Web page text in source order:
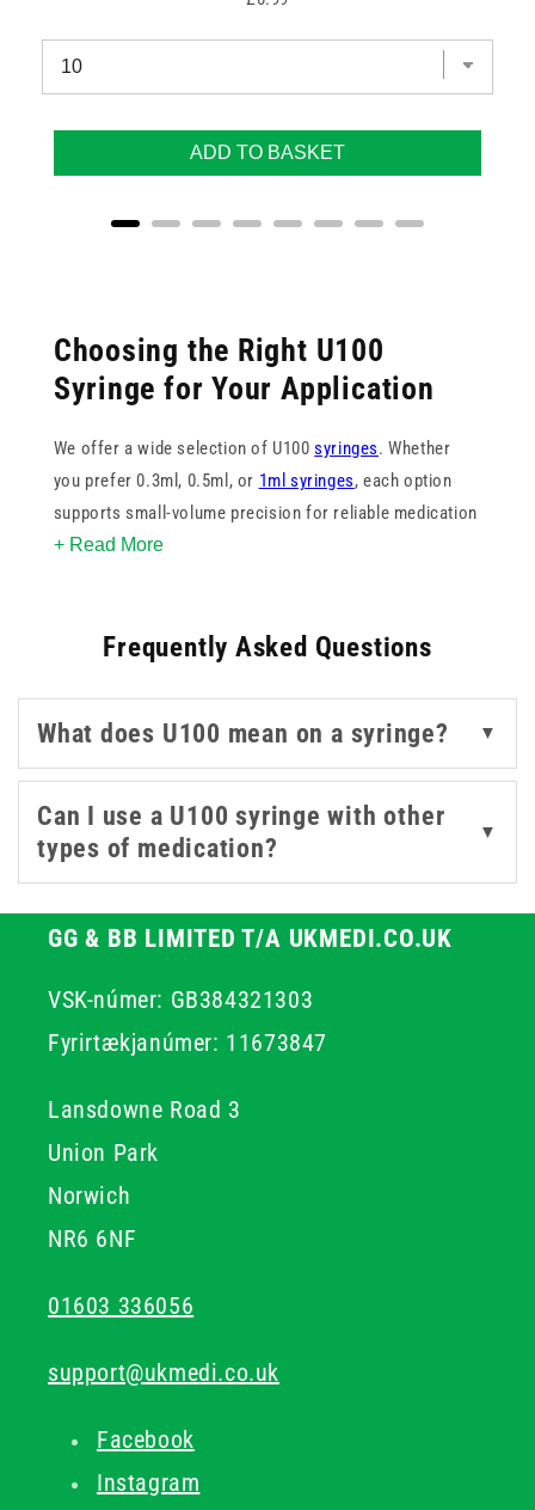
ADD TO BASKET
Choosing the Right U100
Syringe for Your Application
We offer a wide selection of U100syringes. Whether
you prefer 0.3ml, 0.5ml, or 1ml syringes, each option
supports small-volume precision for reliable medication
delivery. The range includes ultra-fine
dosing accuracy.
during use and disposal, as well as Luer Slip options for
quick, simple needle attachment. Shop trusted brands
like BD, BBraun, and Unisharp to ensure quality and
compatibility with your clinical or home setup.
+ Read More
Frequently Asked Questions
What does U100 mean on a syringe? ▼
Can I use a U100 syringe with other
types of medication?
▼
GG & BB LIMITED T/A UKMEDI.CO.UK
VSK-númer: GB384321303
Fyrirtækjanúmer: 11673847
Lansdowne Road 3
Union Park
Norwich
NR6 6NF
01603 336056
support@ukmedi.co.uk
Facebook
Instagram